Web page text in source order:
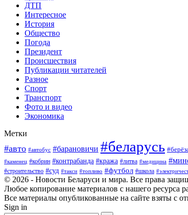
ДТП
Интересное
История
Общество
Погода
Президент
Происшествия
Публикации читателей
Разное
Спорт
Транспорт
Фото и видео
Экономика
Метки
#авто #автобус #барановичи #беларусь
#каменец #кобрин #контрабанда #кража #литва #медицина
#строительство #суд #такси #топливо #футбол #школа
© 2026 - Новости Беларуси и мира. Все права
Любое копирование материалов с нашего ресурса
Все материалы опубликованные на сайте взяты с
Sign in